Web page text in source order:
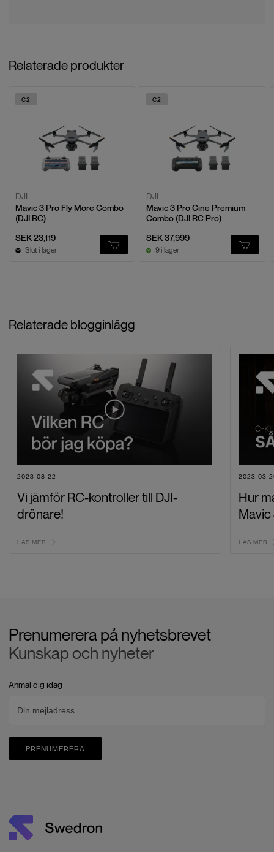
Relaterade produkter
C2
DJI
Mavic 3 Pro Fly More Combo
(DJI RC)
SEK 23,119
Slut i lager
C2
DJI
Mavic 3 Pro Cine Premium
Combo (DJI RC Pro)
SEK 37,999
9 i lager
Relaterade blogginlägg
2023-08-22
Vi jämför RC-kontroller till DJI-
drönare!
LÄS MER
2023-03-
Hur
Mavic
LÄS MER
Prenumerera på nyhetsbrevet
Kunskap och nyheter
Anmäl dig idag
PRENUMERERA